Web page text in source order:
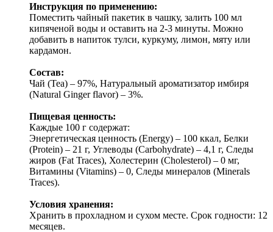
Инструкция по применению:
Поместить чайный пакетик в чашку, залить 100 мл
кипяченой воды и оставить на 2-3 минуты. Можно
добавить в напиток тулси, куркуму, лимон, мяту или
кардамон.
Состав:
Чай (Tea) – 97%, Натуральный ароматизатор имбиря
(Natural Ginger flavor) – 3%.
Пищевая ценность:
Каждые 100 г содержат:
Энергетическая ценность (Energy) – 100 ккал, Белки
(Protein) – 21 г, Углеводы (Carbohydrate) – 4,1 г, Следы
жиров (Fat Traces), Холестерин (Cholesterol) – 0 мг,
Витамины (Vitamins) – 0, Следы минералов (Minerals
Traces).
Условия хранения:
Хранить в прохладном и сухом месте. Срок годности: 12
месяцев.